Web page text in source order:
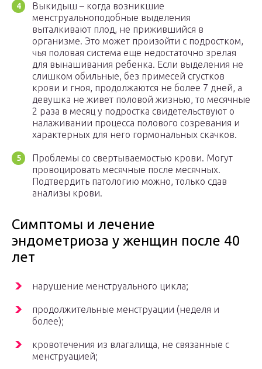
Выкидыш – когда возникшие
менструальноподобные выделения
выталкивают плод, не прижившийся в
организме. Это может произойти с подростком,
чья половая система еще недостаточно зрелая
для вынашивания ребенка. Если выделения не
слишком обильные, без примесей сгустков
крови и гноя, продолжаются не более 7 дней, а
девушка не живет половой жизнью, то месячные
2 раза в месяц у подростка свидетельствуют о
налаживании процесса полового созревания и
характерных для него гормональных скачков.
Проблемы со свертываемостью крови. Могут
провоцировать месячные после месячных.
Подтвердить патологию можно, только сдав
анализы крови.
Симптомы и лечение
эндометриоза у женщин после 40
лет
нарушение менструального цикла;
продолжительные менструации (неделя и
более);
кровотечения из влагалища, не связанные с
менструацией;